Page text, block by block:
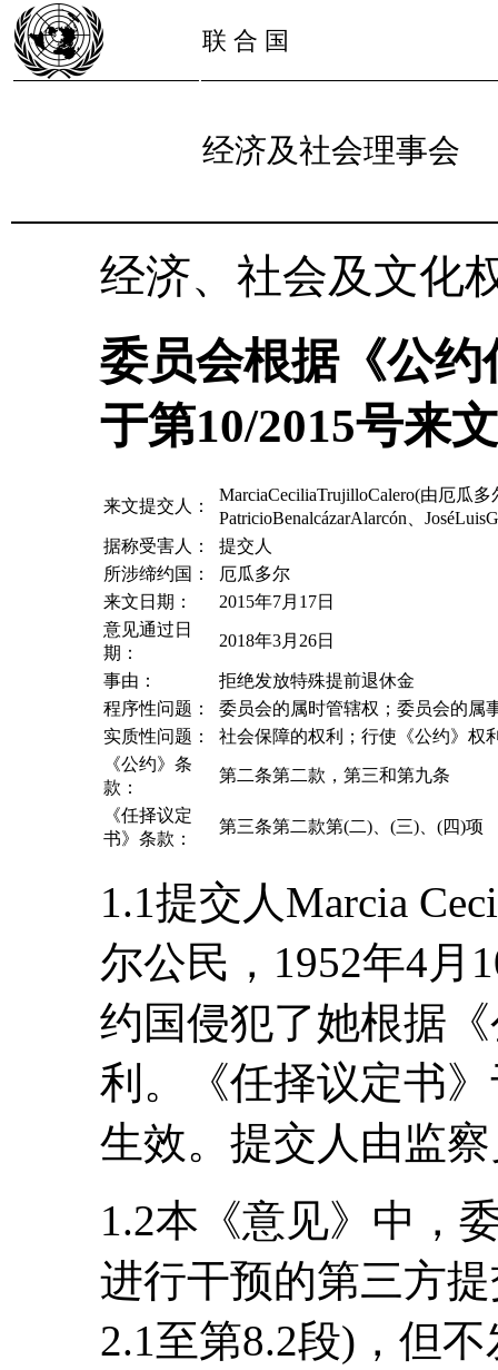
联 合 国
经济及社会理事会
经济、社会及文化
委员会根据《公
于第10/2015号来
来文提交人：
MarciaCeciliaTrujilloCalero(由厄瓜
PatricioBenalcázarAlarcón、
据称受害人：
提交人
所涉缔约国：
厄瓜多尔
来文日期：
2015年7月17日
意见通过日
期：
2018年3月26日
事由：
拒绝发放特殊提前退休金
程序性问题：
委员会的属时管辖权；委员会的属
实质性问题：
社会保障的权利；行使《公约》权
《公约》条
款：
第二条第二款，第三和第九条
《任择议定
书》条款：
第三条第二款第(二)、(三)、(四)项
1.1提交人Marcia
尔公民，1952年4月
约国侵犯了她根据
利。《任择议定书
生效。提交人由监
1.2本《意见》中，
进行干预的第三方
2.1至第8.2段)，但